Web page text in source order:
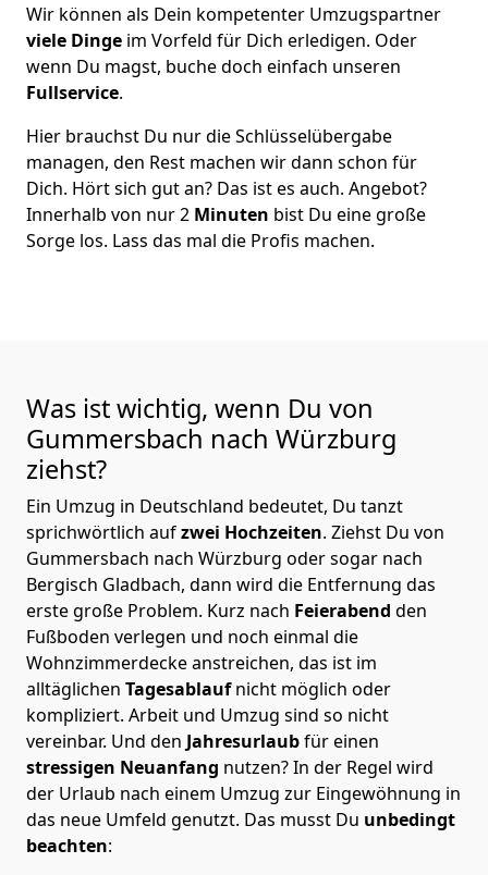
Wir können als Dein kompetenter Umzugspartner
viele Dinge im Vorfeld für Dich erledigen. Oder
wenn Du magst, buche doch einfach unseren
Fullservice.
Hier brauchst Du nur die Schlüsselübergabe
managen, den Rest machen wir dann schon für
Dich. Hört sich gut an? Das ist es auch. Angebot?
Innerhalb von nur 2 Minuten bist Du eine große
Sorge los. Lass das mal die Profis machen.
Was ist wichtig, wenn Du von
Gummersbach nach Würzburg
ziehst?
Ein Umzug in Deutschland bedeutet, Du tanzt
sprichwörtlich aufzwei Hochzeiten. Ziehst Du von
Gummersbach nach Würzburg oder sogar nach
Bergisch Gladbach, dann wird die Entfernung das
erste große Problem. Kurz nach Feierabend den
Fußboden verlegen und noch einmal die
Wohnzimmerdecke anstreichen, das ist im
alltäglichen Tagesablaufnicht möglich oder
kompliziert. Arbeit und Umzug sind so nicht
vereinbar. Und den Jahresurlaubfür einen
stressigen Neuanfang nutzen? In der Regel wird
der Urlaub nach einem Umzug zur Eingewöhnung in
das neue Umfeld genutzt. Das musst Du unbedingt
beachten: